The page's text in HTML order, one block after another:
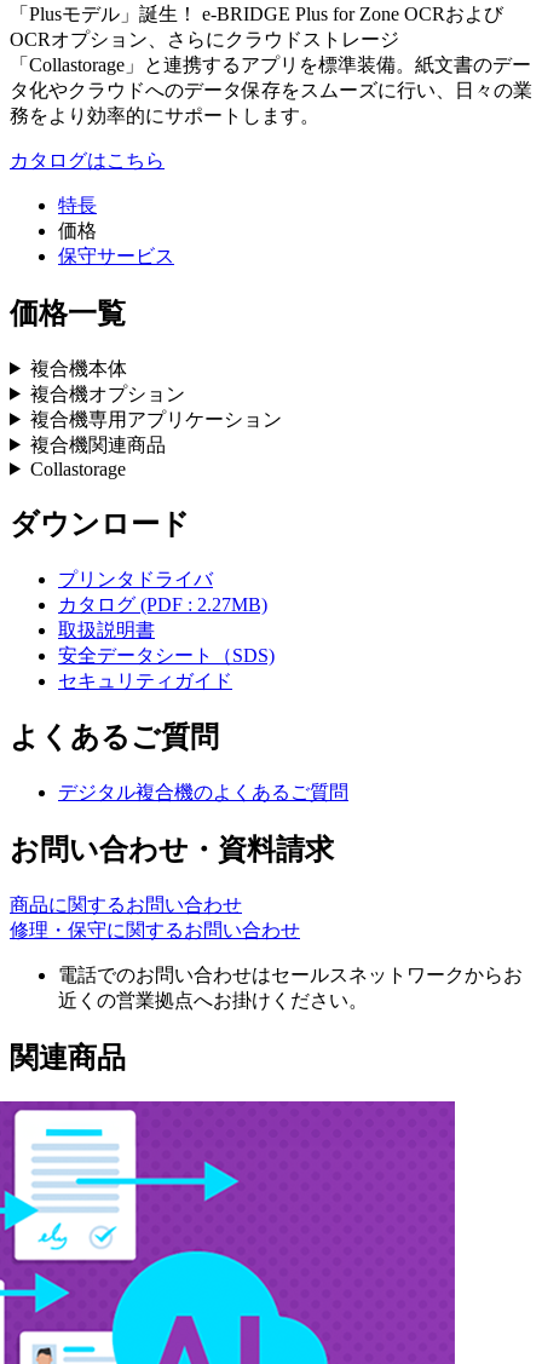
「Plusモデル」誕生！ e-BRIDGE Plus for Zone OCRおよび
OCRオプション、さらにクラウドストレージ
「Collastorage」と連携するアプリを標準装備。紙文書のデー
タ化やクラウドへのデータ保存をスムーズに行い、日々の業
務をより効率的にサポートします。
カタログはこちら
特長
価格
保守サービス
価格一覧
複合機本体
複合機オプション
複合機専用アプリケーション
複合機関連商品
Collastorage
ダウンロード
プリンタドライバ
カタログ (PDF : 2.27MB)
取扱説明書
安全データシート（SDS)
セキュリティガイド
よくあるご質問
デジタル複合機のよくあるご質問
お問い合わせ・資料請求
商品に関するお問い合わせ
修理・保守に関するお問い合わせ
電話でのお問い合わせはセールスネットワークからお
近くの営業拠点へお掛けください。
関連商品